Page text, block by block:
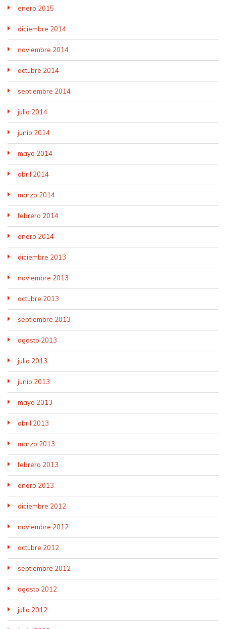
enero 2015
diciembre 2014
noviembre 2014
octubre 2014
septiembre 2014
julio 2014
junio 2014
mayo 2014
abril 2014
marzo 2014
febrero 2014
enero 2014
diciembre 2013
noviembre 2013
octubre 2013
septiembre 2013
agosto 2013
julio 2013
junio 2013
mayo 2013
abril 2013
marzo 2013
febrero 2013
enero 2013
diciembre 2012
noviembre 2012
octubre 2012
septiembre 2012
agosto 2012
julio 2012